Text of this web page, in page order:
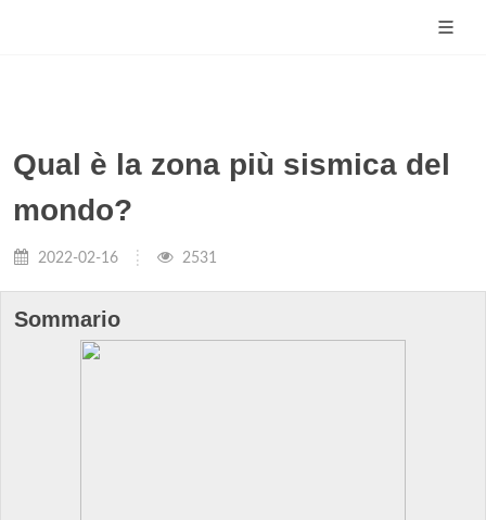
Qual è la zona più sismica del
mondo?
2022-02-16 2531
Sommario